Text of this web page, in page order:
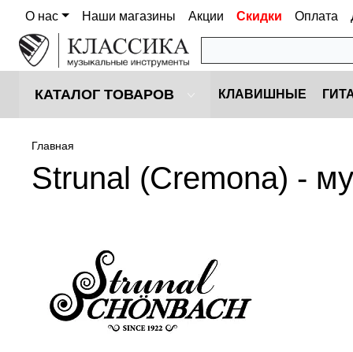
О нас Наши магазины Акции Скидки Оплата
КАТАЛОГ ТОВАРОВ КЛАВИШНЫЕ
Главная
Strunal (Cremona) -